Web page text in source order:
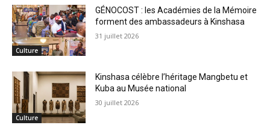
Culture
GÉNOCOST : les Académies de la Mémoire
forment des ambassadeurs à Kinshasa
31 juillet 2026
Culture
Kinshasa célèbre l’héritage Mangbetu et
Kuba au Musée national
30 juillet 2026